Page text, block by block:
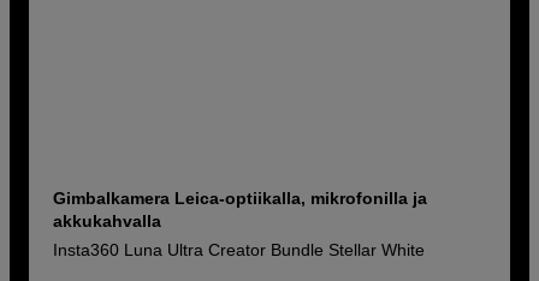
Gimbalkamera Leica-optiikalla, mikrofonilla ja
akkukahvalla
Insta360 Luna Ultra Creator Bundle Stellar White